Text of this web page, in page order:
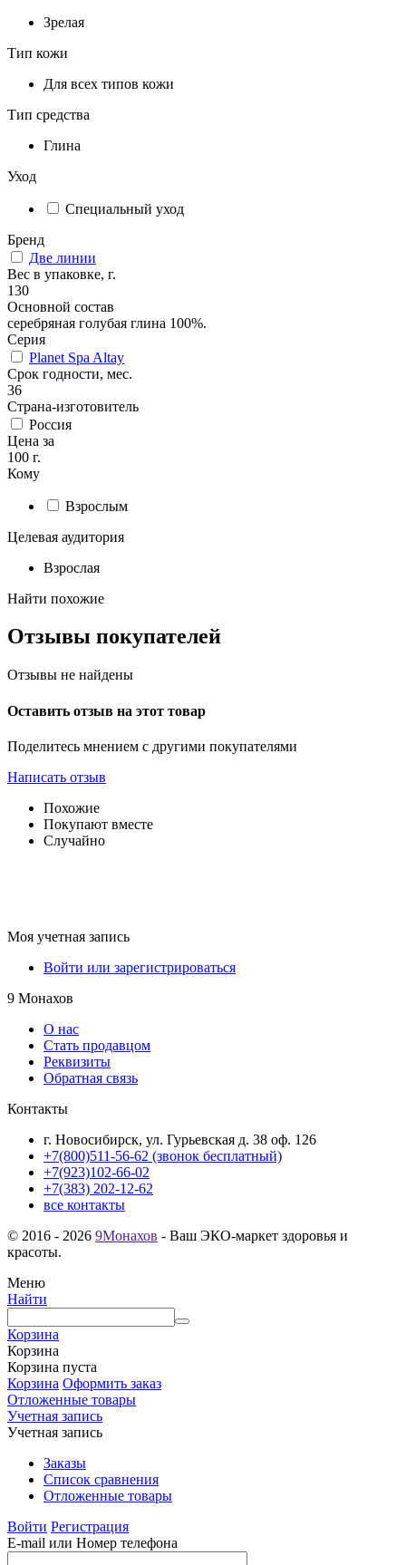
Зрелая
Тип кожи
Для всех типов кожи
Тип средства
Глина
Уход
Специальный уход
Бренд
Две линии
Вес в упаковке, г.
130
Основной состав
серебряная голубая глина 100%.
Серия
Planet Spa Altay
Срок годности, мес.
36
Страна-изготовитель
Россия
Цена за
100 г.
Кому
Взрослым
Целевая аудитория
Взрослая
Найти похожие
Отзывы покупателей
Отзывы не найдены
Оставить отзыв на этот товар
Поделитесь мнением с другими покупателями
Написать отзыв
Похожие
Покупают вместе
Случайно
Моя учетная запись
Войти или зарегистрироваться
9 Монахов
О нас
Стать продавцом
Реквизиты
Обратная связь
Контакты
г. Новосибирск, ул. Гурьевская д. 38 оф. 126
+7(800)511-56-62 (звонок бесплатный)
+7(923)102-66-02
+7(383) 202-12-62
все контакты
© 2016 - 2026 9Монахов - Ваш ЭКО-маркет здоровья и
красоты.
Меню
Найти
Корзина
Корзина
Корзина пуста
Корзина Оформить заказ
Отложенные товары
Учетная запись
Учетная запись
Заказы
Список сравнения
Отложенные товары
Войти Регистрация
E-mail или Номер телефона